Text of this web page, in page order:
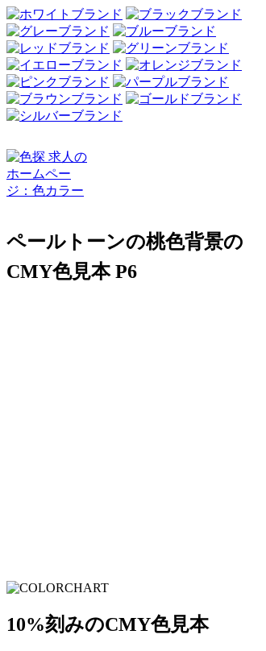
ペールトーンの桃色背景の
CMY色見本 P6
10%刻みのCMY色見本